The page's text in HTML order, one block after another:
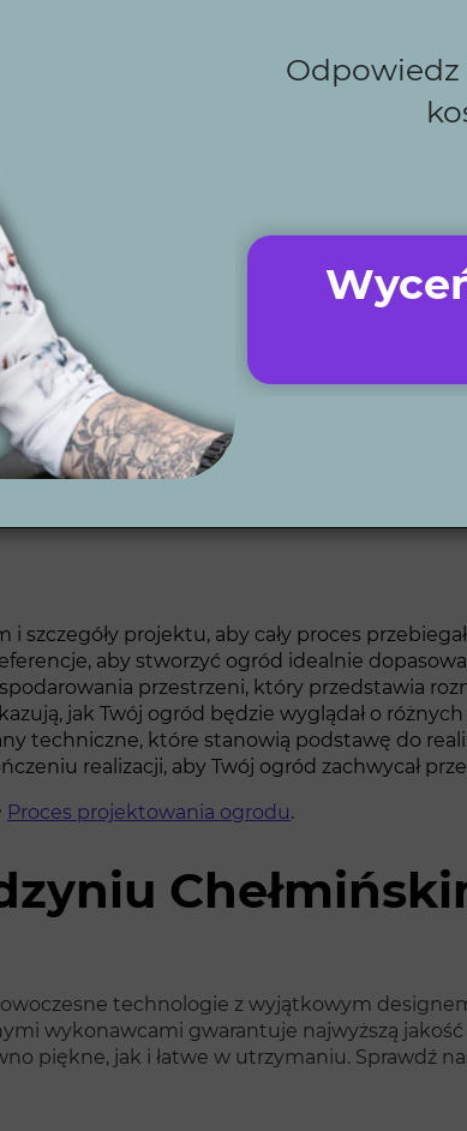
zgodnie z ustalonymi terminami,
które pomagają uniknąć błędów i
nam realizować ogrody na najwyższym
dowód na naszą dbałość o szczegóły i
współpracujemy z zaufanymi
dzięki czemu możesz skorzystać z naszych
takie jak automatyczne nawadnianie,
projektowania
projektu, aby cały proces
aby stworzyć ogród idealnie
przestrzeni, który przedstawia
jak Twój ogród będzie wyglądał o
techniczne, które stanowią podstawę do
realizacji, aby Twój ogród zachwycał
Proces projektowania ogrodu.
technologie z wyjątkowym
wykonawcami gwarantuje najwyższą
piękne, jak i łatwe w utrzymaniu. Sprawdź